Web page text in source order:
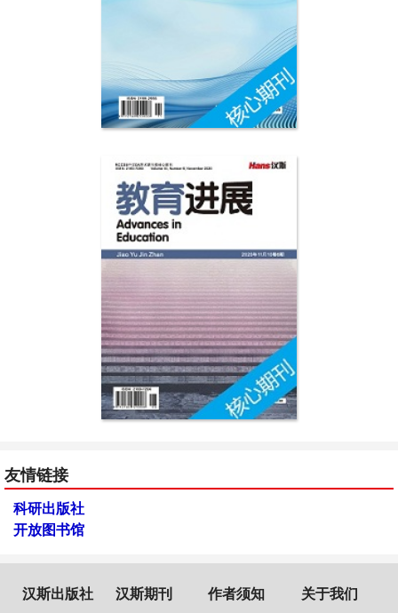
友情链接
科研出版社
开放图书馆
汉斯出版社 汉斯期刊 作者须知 关于我们